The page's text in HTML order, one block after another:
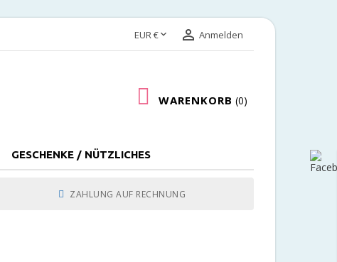
EUR €  Anmelden
WARENKORB 0
GESCHENKE / NÜTZLICHES
ZAHLUNG AUF RECHNUNG